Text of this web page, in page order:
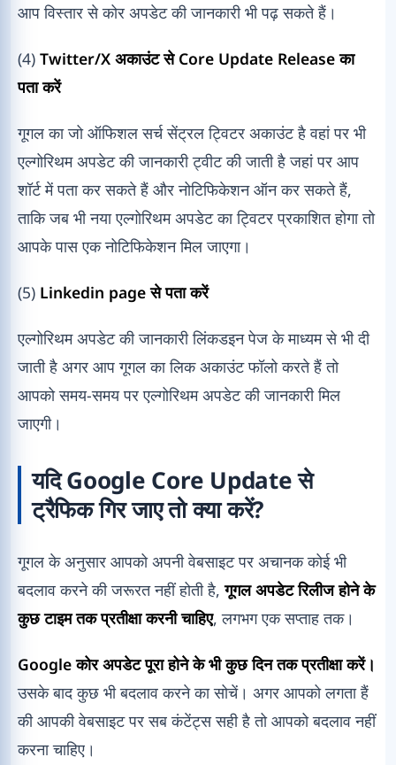
आप विस्तार से कोर अपडेट की जानकारी भी पढ़ सकते हैं।
(4) Twitter/X अकाउंट से Core Update Release का
पता करें
गूगल का जो ऑफिशल सर्च सेंट्रल ट्विटर अकाउंट है वहां पर भी
एल्गोरिथम अपडेट की जानकारी ट्वीट की जाती है जहां पर आप
शॉर्ट में पता कर सकते हैं और नोटिफिकेशन ऑन कर सकते हैं,
ताकि जब भी नया एल्गोरिथम अपडेट का ट्विटर प्रकाशित होगा तो
आपके पास एक नोटिफिकेशन मिल जाएगा।
(5) Linkedin page से पता करें
एल्गोरिथम अपडेट की जानकारी लिंकडइन पेज के माध्यम से भी दी
जाती है अगर आप गूगल का लिक अकाउंट फॉलो करते हैं तो
आपको समय-समय पर एल्गोरिथम अपडेट की जानकारी मिल
जाएगी।
यदि Google Core Update से
ट्रैफिक गिर जाए तो क्या करें?
गूगल के अनुसार आपको अपनी वेबसाइट पर अचानक कोई भी
बदलाव करने की जरूरत नहीं होती है,गूगल अपडेट रिलीज होने के
कुछ टाइम तक प्रतीक्षा करनी चाहिए, लगभग एक सप्ताह तक।
Google कोर अपडेट पूरा होने के भी कुछ दिन तक प्रतीक्षा करें।
उसके बाद कुछ भी बदलाव करने का सोचें। अगर आपको लगता हैं
की आपकी वेबसाइट पर सब कंटेंट्स सही है तो आपको बदलाव नहीं
करना चाहिए।